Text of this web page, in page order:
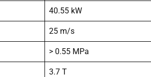
40.55 kW
25 m/s
> 0.55 MPa
3.7 T